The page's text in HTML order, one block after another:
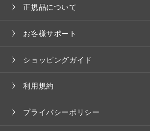
正規品について
お客様サポート
ショッピングガイド
利用規約
プライバシーポリシー